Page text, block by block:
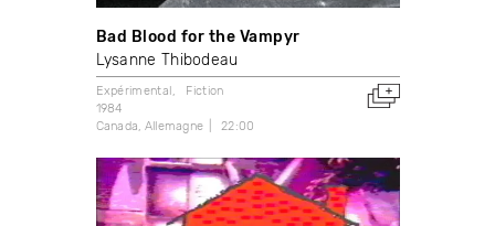
Bad Blood for the Vampyr
Lysanne Thibodeau
Expérimental
Fiction
1984
Canada Allemagne 22:00